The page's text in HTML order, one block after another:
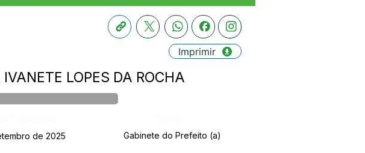
Imprimir
LOPES DA ROCHA
de 2025 Gabinete do Prefeito (a)